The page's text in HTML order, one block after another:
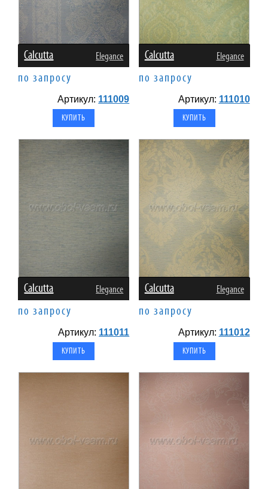
Calcutta Elegance
по запросу
Артикул: 111009
Calcutta Elegance
по запросу
Артикул: 111010
Calcutta Elegance
по запросу
Артикул: 111011
Calcutta Elegance
по запросу
Артикул: 111012